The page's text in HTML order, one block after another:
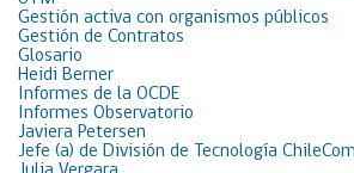
Gestión activa con organismos públicos
Gestión de Contratos
Glosario
Heidi Berner
Informes de la OCDE
Informes Observatorio
Javiera Petersen
Jefe (a) de División de Tecnología